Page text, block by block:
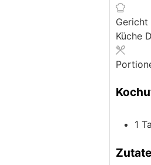
Gericht
Küche
1